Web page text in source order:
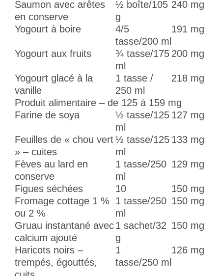
Saumon avec arêtes
en conserve
½ boîte/105
g
240 mg
Yogourt à boire
4/5
tasse/200 ml
191 mg
Yogourt aux fruits
¾ tasse/175
ml
200 mg
Yogourt glacé à la
vanille
1 tasse /
250 ml
218 mg
Produit alimentaire – de 125 à 159 mg
Farine de soya
½ tasse/125
ml
127 mg
Feuilles de « chou vert
» – cuites
½ tasse/125
ml
133 mg
Fèves au lard en
conserve
1 tasse/250
ml
129 mg
Figues séchées 10
150 mg
Fromage cottage 1 %
ou 2 %
1 tasse/250
ml
150 mg
Gruau instantané avec
calcium ajouté
1 sachet/32
g
150 mg
Haricots noirs –
trempés, égouttés,
1
tasse/250 ml
126 mg